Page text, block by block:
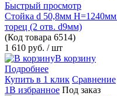
Быстрый просмотр
Стойка d 50,8мм H=1240мм
торец (2 отв. d9мм)
(Код товара 6514)
1 610 руб. / шт
В корзину
Подробнее
Купить в 1 клик Сравнение
1В избранное Под заказ